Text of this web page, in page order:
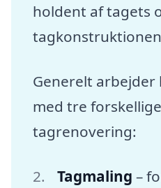
holdent af tagets
Generelt
med tre
tagrenovering:
Tagmaling –